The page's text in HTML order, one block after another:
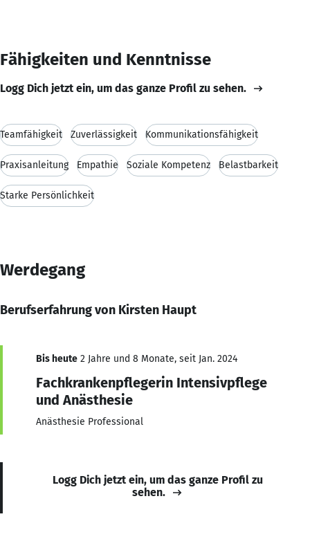
Fähigkeiten und Kenntnisse
Logg Dich jetzt ein, um das ganze Profil zu sehen.
Teamfähigkeit Zuverlässigkeit Kommunikationsfähigkeit
Praxisanleitung Empathie Soziale Kompetenz Belastbarkeit
Starke Persönlichkeit
Werdegang
Berufserfahrung von Kirsten Haupt
Bis heute 2 Jahre und 8 Monate, seit Jan. 2024
Fachkrankenpflegerin Intensivpflege
und Anästhesie
Anästhesie Professional
Logg Dich jetzt ein, um das ganze Profil zu
sehen.